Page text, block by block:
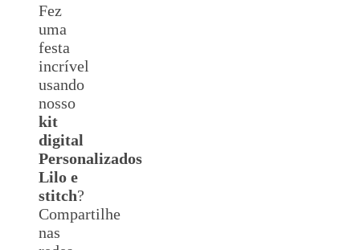
Fez
uma
festa
incrível
usando
nosso
kit
digital
Personalizados
Lilo e
stitch?
Compartilhe
nas